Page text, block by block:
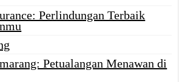
Perlindungan Terbaik
Petualangan Menawan di